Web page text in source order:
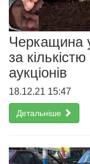
Черкащина
за
аукціонів
18.12.21 15:47
Детальніше